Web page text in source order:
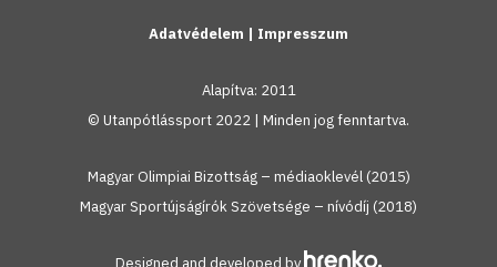
Adatvédelem | Impresszum
Alapítva: 2011
© Utanpótlássport 2022 | Minden jog fenntartva.
Magyar Olimpiai Bizottság – médiaoklevél (2015)
Magyar Sportújságírók Szövetsége – nívódíj (2018)
Designed and developed by